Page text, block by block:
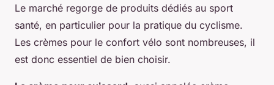
Le marché regorge de produits dédiés au sport
santé, en particulier pour la pratique du cyclisme.
Les crèmes pour le confort vélo sont nombreuses, il
est donc essentiel de bien choisir.